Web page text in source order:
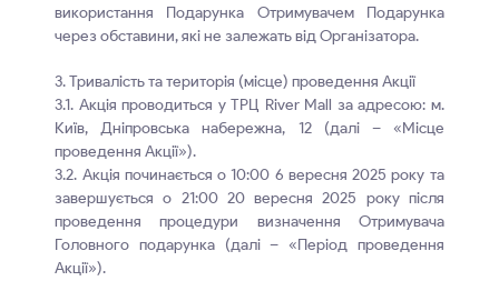
використання Подарунка Отримувачем Подарунка
через обставини, які не залежать від Організатора.
3. Тривалість та територія (місце) проведення Акції
3.1. Акція проводиться у ТРЦ River Mall за адресою: м.
Київ, Дніпровська набережна, 12 (далі – «Місце
проведення Акції»).
3.2. Акція починається о 10:00 6 вересня 2025 року та
завершується о 21:00 20 вересня 2025 року після
проведення процедури визначення Отримувача
Головного подарунка (далі – «Період проведення
Акції»).